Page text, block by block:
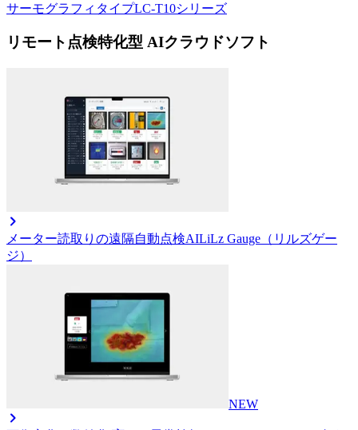
サーモグラフィタイプLC-T10シリーズ
リモート点検特化型 AIクラウドソフト
メーター読取りの遠隔自動点検AILiLz Gauge（リルズゲー
ジ）
NEW